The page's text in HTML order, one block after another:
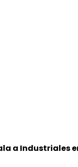
a Industriales